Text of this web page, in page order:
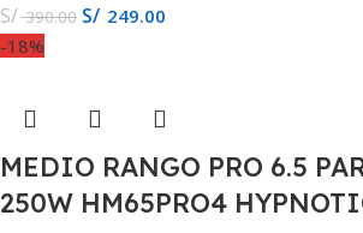
S/390.00 S/ 249.00
-18%
MEDIO RANGO PRO 6.5
250W HM65PRO4